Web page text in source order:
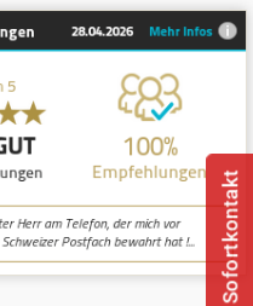
Sofortkontakt